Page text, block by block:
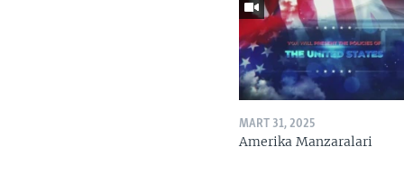
MART 31, 2025
Amerika Manzaralari